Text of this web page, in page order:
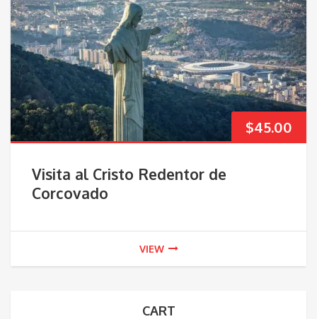
$45.00
Visita al Cristo Redentor de
Corcovado
VIEW
CART